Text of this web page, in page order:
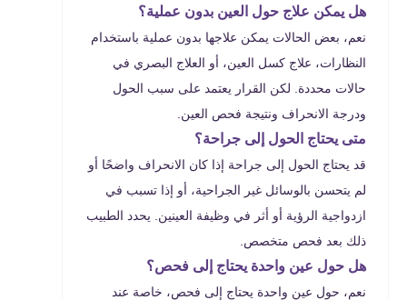
هل يمكن علاج حول العين بدون عملية؟
نعم، بعض الحالات يمكن علاجها بدون عملية باستخدام
النظارات، علاج كسل العين، أو العلاج البصري في
حالات محددة. لكن القرار يعتمد على سبب الحول
ودرجة الانحراف ونتيجة فحص العين.
متى يحتاج الحول إلى جراحة؟
قد يحتاج الحول إلى جراحة إذا كان الانحراف واضحًا أو
لم يتحسن بالوسائل غير الجراحية، أو إذا تسبب في
ازدواجية الرؤية أو أثر في وظيفة العينين. يحدد الطبيب
ذلك بعد فحص متخصص.
هل حول عين واحدة يحتاج إلى فحص؟
نعم، حول عين واحدة يحتاج إلى فحص، خاصة عند